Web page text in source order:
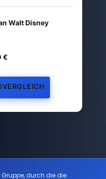
Walt Disney
€
Gruppe, durch die die